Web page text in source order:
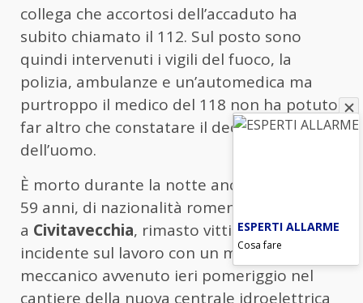
collega che accortosi dell’accaduto ha
subito chiamato il 112. Sul posto sono
quindi intervenuti i vigili del fuoco, la
polizia, ambulanze e un’automedica ma
purtroppo il medico del 118 non ha potuto
far altro che constatare il decesso
dell’uomo.
È morto durante la notte anche l’operaio di
59 anni, di nazionalità romena e residente
a Civitavecchia, rimasto vittima di un
incidente sul lavoro con un mezzo
meccanico avvenuto ieri pomeriggio nel
cantiere della nuova centrale idroelettrica
ESPERTI ALLARME
Cosa fare